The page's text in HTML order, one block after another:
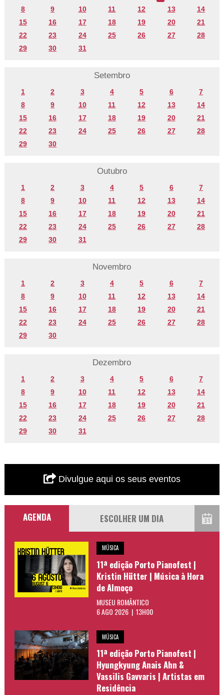
8
9 10 11 12 13
14
15
16 17 18 19 20
21
22
23 24 25 26 27
28
29
30 31
Setembro
1 2 3 4 5 6
7
8
9 10 11 12 13
14
15
16 17 18 19 20
21
22
23 24 25 26 27
28
29
30
Outubro
1 2 3 4 5 6
7
8
9 10 11 12 13
14
15
16 17 18 19 20
21
22
23 24 25 26 27
28
29
30 31
Novembro
1 2 3 4 5 6
7
8
9 10 11 12 13
14
15
16 17 18 19 20
21
22
23 24 25 26 27
28
29
30
Dezembro
1 2 3 4 5 6
7
8
9 10 11 12 13
14
15
16 17 18 19 20
21
22
23 24 25 26 27
28
29
30 31
Divulgue aqui os seus eventos
AGENDA
MÚSICA
11ª edição Porto Pianofest |
Kristin Hütter | Música à Hora
de Almoço
MUSEU ROMÂNTICO
6 AGO 2026 | 13H00
MÚSICA
11ª edição Porto Pianofest |
Hyungkyung Anais Ahn &
Vassilis Gavvaris | Artistas em
Residência